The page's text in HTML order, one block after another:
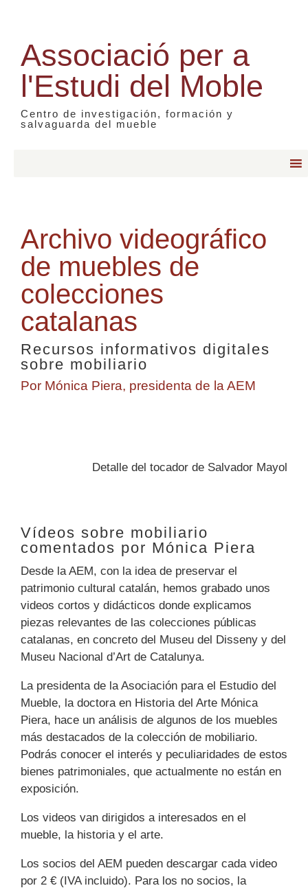
Associació per a
l'Estudi del Moble
Centro de investigación, formación y
salvaguarda del mueble
Archivo videográfico
de muebles de
colecciones
catalanas
Recursos informativos digitales
sobre mobiliario
Por Mónica Piera, presidenta de la AEM
Detalle del tocador de Salvador Mayol
Vídeos sobre mobiliario
comentados por Mónica Piera
Desde la AEM, con la idea de preservar el
patrimonio cultural catalán, hemos grabado unos
videos cortos y didácticos donde explicamos
piezas relevantes de las colecciones públicas
catalanas, en concreto del Museu del Disseny y del
Museu Nacional d’Art de Catalunya.
La presidenta de la Asociación para el Estudio del
Mueble, la doctora en Historia del Arte Mónica
Piera, hace un análisis de algunos de los muebles
más destacados de la colección de mobiliario.
Podrás conocer el interés y peculiaridades de estos
bienes patrimoniales, que actualmente no están en
exposición.
Los videos van dirigidos a interesados en el
mueble, la historia y el arte.
Los socios del AEM pueden descargar cada video
por 2 € (IVA incluido). Para los no socios, la